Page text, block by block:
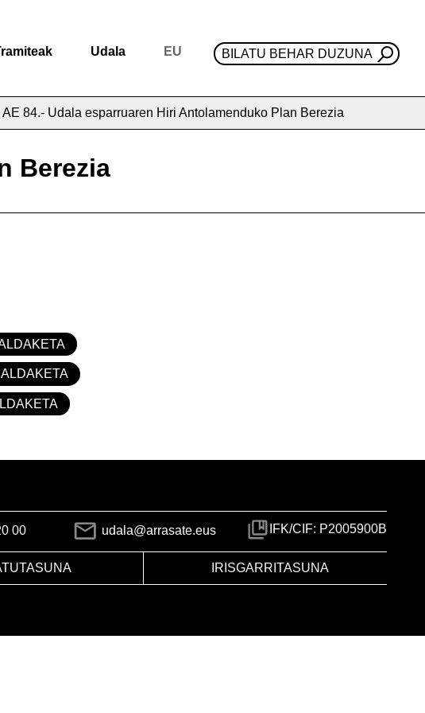
Udala EU BILATU BEHAR DUZUNA
AE 84.- Udala esparruaren Hiri Antolamenduko Plan Berezia
Berezia
00 udala@arrasate.eus IFK/CIF: P2005900B
IRISGARRITASUNA